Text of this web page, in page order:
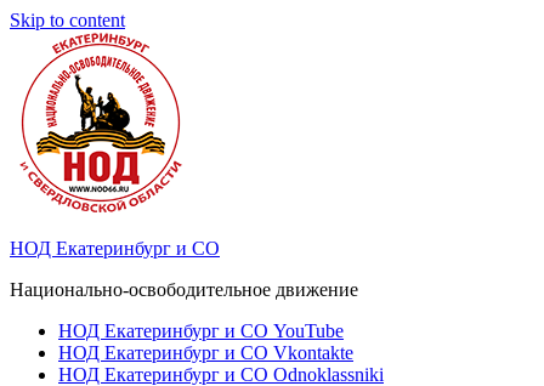
Skip to content
НОД Екатеринбург и СО
Национально-освободительное движение
НОД Екатеринбург и СО YouTube
НОД Екатеринбург и СО Vkontakte
НОД Екатеринбург и СО Odnoklassniki